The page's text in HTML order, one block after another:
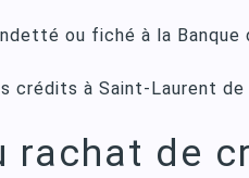
ou fiché à la Banque
crédits à Saint-Laurent
rachat de